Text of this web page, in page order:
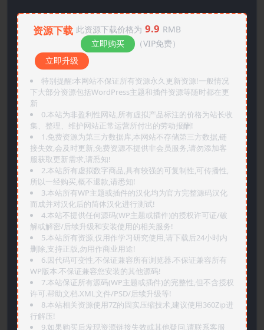
资源下载 此资源下载价格为 9.9 RMB
立即购买
（VIP免费）
立即升级
特别提醒:本网站不保证所有资源永久更新资源!一般情况
下大部分资源包括WordPress主题和插件资源等随时都在更
新
0.本站为非盈利性网站,所有虚拟产品标注的价格为站长收
集、整理、维护网站正常运营所付出的劳动报酬!
1.免费资源为第三方数据库,本网站不存储第三方数据,链
接失效,会及时更新,免费资源不提供非会员服务,请勿添加客
服获取更新需求,请悉知!
2.本站所有虚拟数字商品,具有较强的可复制性,可传播性,
所以一经购买,概不退款,请悉知!
3.本站所有WP主题或插件的汉化均为官方完整源码汉化
而成并对汉化后的简体汉化进行测试!
4.本站不提供任何源码(WP主题或插件)的授权许可证/破
解或解密/后续升级和安装使用的相关服务!
5.本站所有资源,仅用作学习研究使用,请下载后24小时内
删除,支持正版,勿用作商业用途!
6.因代码可变性,不保证兼容所有浏览器.不保证兼容所有
WP版本.不保证兼容您安装的其他源码!
7.本站保证所有源码(WP主题或插件)的完整性,但不含授权
许可.帮助文档.XML文件/PSD/后续升级等!
8.本站相关资源使用7Z的固实压缩技术,建议使用360Zip进
行解压!
9.如果购买后发现资源链接失效或其他疑问,请联系客服